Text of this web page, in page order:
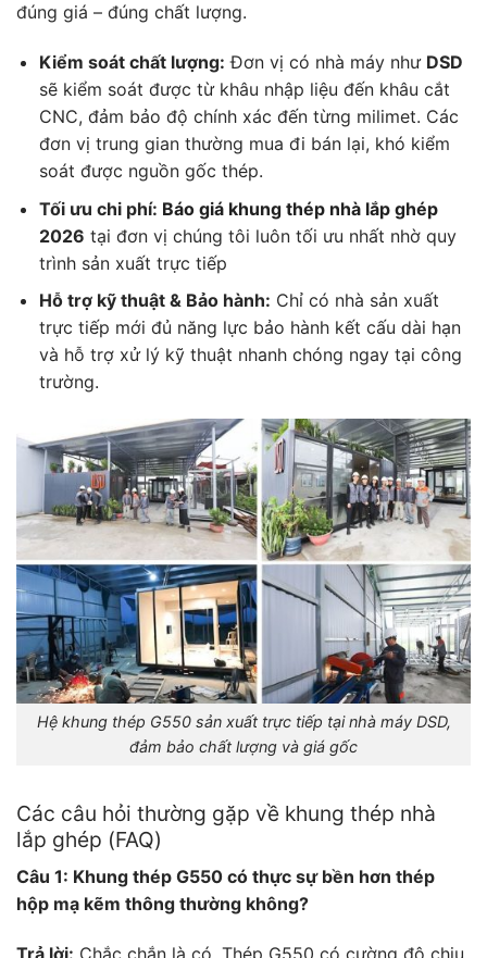
đúng giá – đúng chất lượng.
Kiểm soát chất lượng: Đơn vị có nhà máy như DSD
sẽ kiểm soát được từ khâu nhập liệu đến khâu cắt
CNC, đảm bảo độ chính xác đến từng milimet. Các
đơn vị trung gian thường mua đi bán lại, khó kiểm
soát được nguồn gốc thép.
Tối ưu chi phí: Báo giá khung thép nhà lắp ghép
2026 tại đơn vị chúng tôi luôn tối ưu nhất nhờ quy
trình sản xuất trực tiếp
Hỗ trợ kỹ thuật & Bảo hành: Chỉ có nhà sản xuất
trực tiếp mới đủ năng lực bảo hành kết cấu dài hạn
và hỗ trợ xử lý kỹ thuật nhanh chóng ngay tại công
trường.
Hệ khung thép G550 sản xuất trực tiếp tại nhà máy DSD,
đảm bảo chất lượng và giá gốc
Các câu hỏi thường gặp về khung thép nhà
lắp ghép (FAQ)
Câu 1: Khung thép G550 có thực sự bền hơn thép
hộp mạ kẽm thông thường không?
Trả lời: Chắc chắn là có. Thép G550 có cường độ chịu